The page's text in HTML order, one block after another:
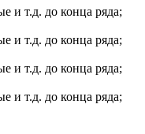
и т.д. до конца ряда;
и т.д. до конца ряда;
и т.д. до конца ряда;
и т.д. до конца ряда;